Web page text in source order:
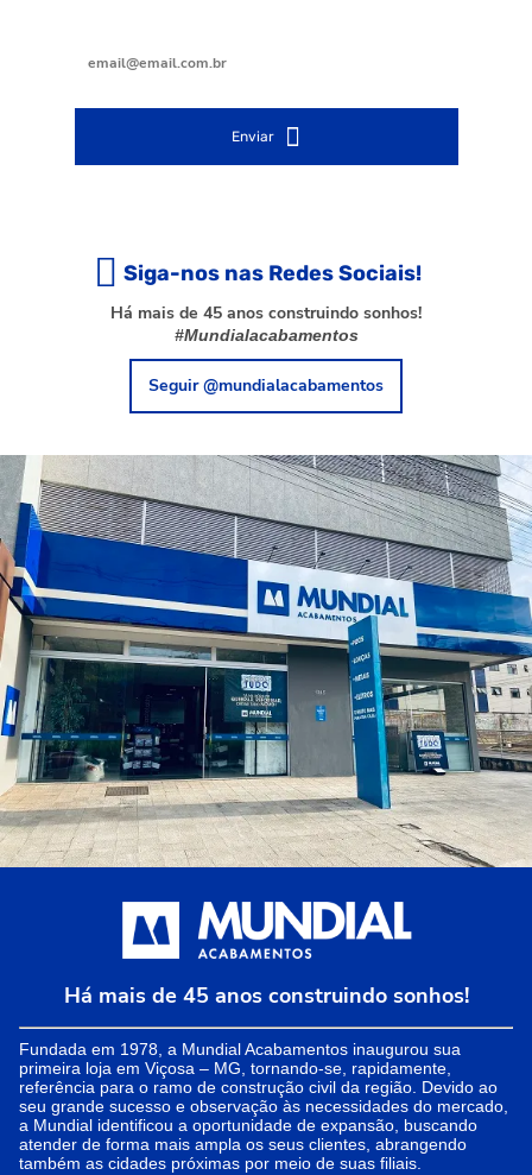
Enviar
Siga-nos nas Redes Sociais!
Há mais de 45 anos construindo sonhos!
#Mundialacabamentos
Seguir @mundialacabamentos
Há mais de 45 anos construindo sonhos!
Fundada em 1978, a Mundial Acabamentos inaugurou sua
primeira loja em Viçosa – MG, tornando-se, rapidamente,
referência para o ramo de construção civil da região. Devido ao
seu grande sucesso e observação às necessidades do mercado,
a Mundial identificou a oportunidade de expansão, buscando
atender de forma mais ampla os seus clientes, abrangendo
também as cidades próximas por meio de suas filiais.